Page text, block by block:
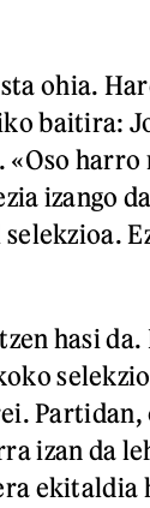
ohia.
baitira:
harro
izango
hasi da.
Partidan,
izan da
ekitaldia